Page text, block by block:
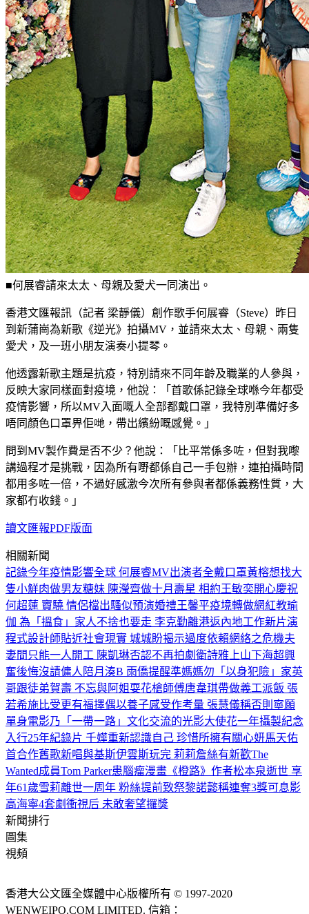
■何展睿請來太太、母親及愛犬一同演出。
香港文匯報訊（記者 梁靜儀）創作歌手何展睿（Steve）昨日
到新蒲崗為新歌《逆光》拍攝MV，並請來太太、母親、兩隻
愛犬，及一班小朋友演奏小提琴。
他透露新歌主題是抗疫，特別請來不同年齡及職業的人參與，
反映大家同樣面對疫境，他說：「首歌係記錄全球喺今年都受
疫情影響，所以MV入面嘅人全部都戴口罩，我特別準備好多
唔同顏色口罩畀佢哋，帶出繽紛嘅感覺。」
問到MV製作費是否不少？他說：「比平常係多咗，但對我嚟
講過程才是挑戰，因為所有嘢都係自己一手包辦，連拍攝時間
都用多咗一倍，不過好感激今次所有參與者都係義務性質，大
家都冇收錢。」
讀文匯報PDF版面
相關新聞
記錄今年疫情影響全球 何展睿MV出演者全戴口罩黃榕想找大
隻小鮮肉做男友糖妹 陳瀅齊做十月壽星 相約王敏奕開心慶祝
何超蓮 竇驍 情侶檔出騷似預演婚禮王馨平疫境轉做網紅教瑜
伽 為「搵食」家人不捨也要走 李克勤離港返內地工作新片演
程式設計師貼近社會現實 城城盼揭示過度依賴網絡之危機夫
妻間只能一人開工 陳凱琳否認不再拍劇 衛詩雅上山下海超興
奮後悔沒請傭人陪月湊B 雨僑提醒準媽媽勿「以身犯險」 家英
哥跟徒弟賀壽 不忘與阿姐耍花槍師傅唐韋琪帶做義工派飯 張
若希施比受更有福擇偶以養子感受作考量 張慧儀稱否則寧願
單身電影乃「一帶一路」文化交流的光影大使花一年攝製紀念
入行25年紀錄片 千嬅重新認識自己 珍惜所擁有關心妍馬天佑
首合作舊歌新唱與基斯伊雲斯玩完 莉莉詹絲有新歡The
Wanted成員Tom Parker患腦瘤漫畫《橙路》作者松本泉逝世 享
年61歲雪莉離世一周年 粉絲提前致祭黎諾懿稱連奪3獎可息影
高海寧4套劇衝視后 未敢奢望攞獎
新聞排行
圖集
視頻
香港大公文匯全媒體中心版權所有 © 1997-2020
WENWEIPO.COM LIMITED. 信箱：